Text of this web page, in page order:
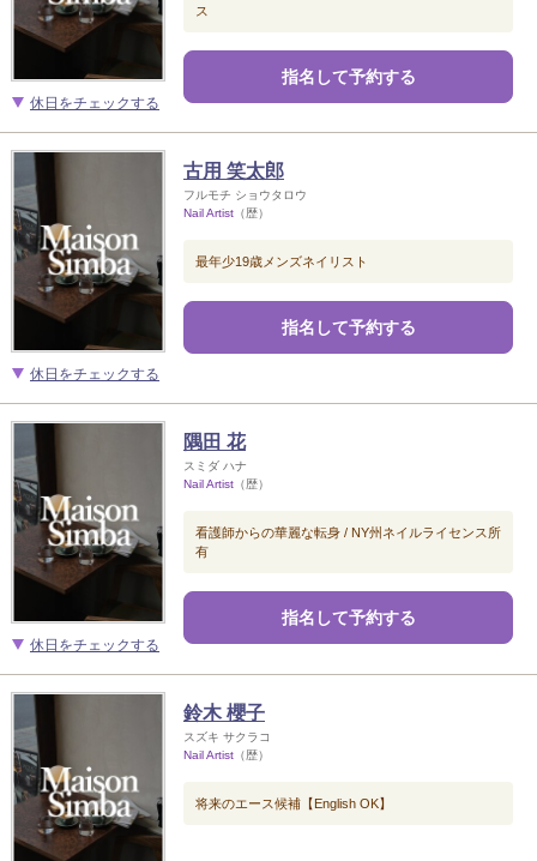
休日をチェックする
ス
指名して予約する
休日をチェックする
古用 笑太郎
フルモチ ショウタロウ
Nail Artist （歴）
最年少19歳メンズネイリスト
指名して予約する
休日をチェックする
隅田 花
スミダ ハナ
Nail Artist （歴）
看護師からの華麗な転身 / NY州ネイルライセンス所
有
指名して予約する
鈴木 櫻子
スズキ サクラコ
Nail Artist （歴）
将来のエース候補【English OK】